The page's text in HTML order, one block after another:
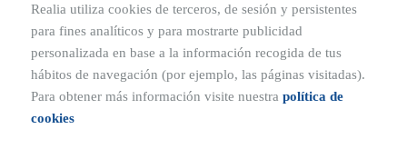
gastos de luz y calefacción.
Y cómo no, son más fáciles a la hora de limpiar porque tienen un
tamaño perfectamente manejable.
Realia utiliza cookies de terceros, de sesión y persistentes
para fines analíticos y para mostrarte publicidad
personalizada en base a la información recogida de tus
hábitos de navegación (por ejemplo, las páginas visitadas).
Para obtener más información visite nuestra política de
cookies